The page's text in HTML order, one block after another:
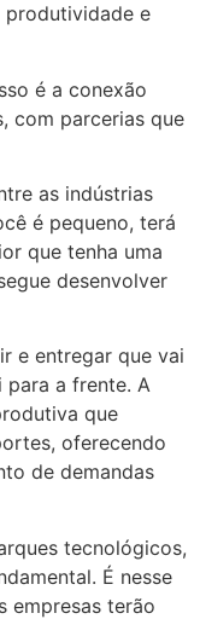
produtividade e
é a conexão
com parcerias que
as indústrias
é pequeno, terá
que tenha uma
desenvolver
e entregar que vai
para a frente. A
que
oferecendo
de demandas
tecnológicos,
É nesse
empresas terão